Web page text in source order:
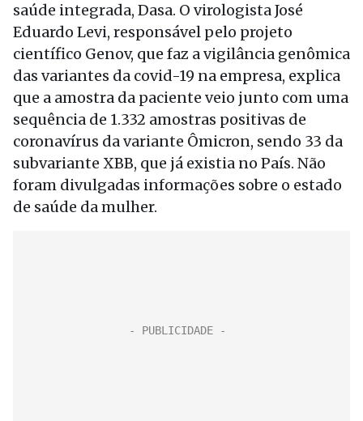
saúde integrada, Dasa. O virologista José
Eduardo Levi, responsável pelo projeto
científico Genov, que faz a vigilância genômica
das variantes da covid-19 na empresa, explica
que a amostra da paciente veio junto com uma
sequência de 1.332 amostras positivas de
coronavírus da variante Ômicron, sendo 33 da
subvariante XBB, que já existia no País. Não
foram divulgadas informações sobre o estado
de saúde da mulher.